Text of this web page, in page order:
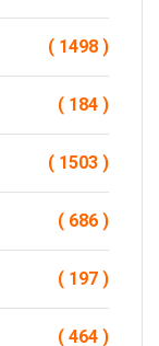
( 1498 )
( 184 )
( 1503 )
( 686 )
( 197 )
( 464 )